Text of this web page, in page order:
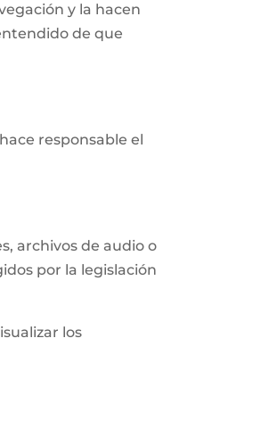
y la hacen
de que
responsable el
archivos de audio o
por la legislación
los